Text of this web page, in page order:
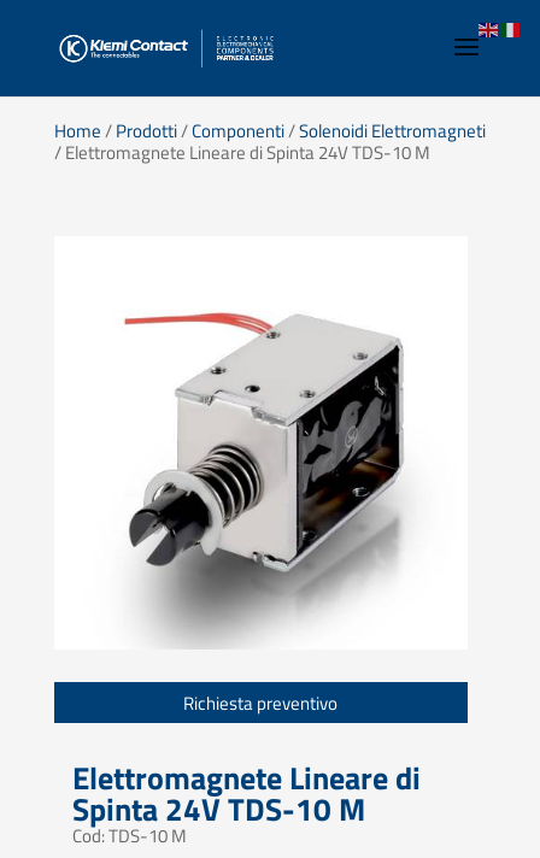
Home/Prodotti/Componenti/Solenoidi Elettromagneti
/ Elettromagnete Lineare di Spinta 24V TDS-10 M
Richiesta preventivo
Elettromagnete Lineare di
Spinta 24V TDS-10 M
Cod: TDS-10 M